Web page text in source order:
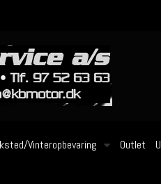
Vinteropbevaring Outlet